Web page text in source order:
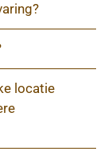
locatie